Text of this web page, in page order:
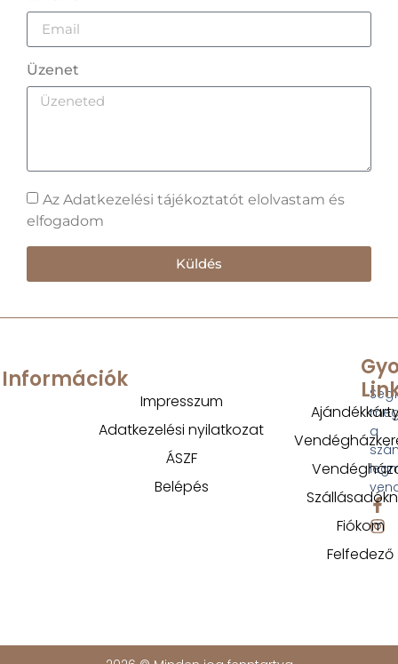
Üzenet
Az Adatkezelési tájékoztatót elolvastam és
elfogadom
Küldés
a
Fiókom
Felfedező
Információk
Impresszum
Adatkezelési nyilatkozat
ÁSZF
Belépés